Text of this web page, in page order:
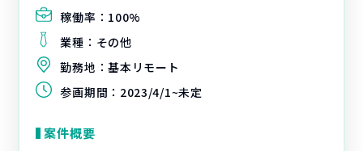
稼働率： 100%
業種： その他
勤務地：基本リモート
参画期間： 2023/4/1~未定
案件概要